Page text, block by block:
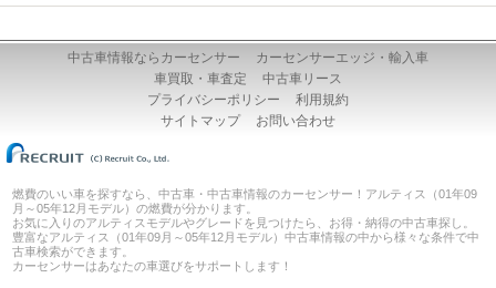
中古車情報ならカーセンサー
カーセンサーエッジ・輸入車
車買取・車査定
中古車リース
プライバシーポリシー
利用規約
サイトマップ
お問い合わせ
燃費のいい車を探すなら、中古車・中古車情報のカーセンサー！アルティス（01年09
月～05年12月モデル）の燃費が分かります。
お気に入りのアルティスモデルやグレードを見つけたら、お得・納得の中古車探し。
豊富なアルティス（01年09月～05年12月モデル）中古車情報の中から様々な条件で中
古車検索ができます。
カーセンサーはあなたの車選びをサポートします！